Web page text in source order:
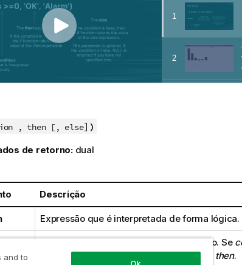
, then [, else] )
de retorno: dual
Descrição
Expressão que é interpretada de forma lógica.
Expressão que pode ser de qualquer tipo. Se
funçãoifretornará o valor da expressão then.
and to